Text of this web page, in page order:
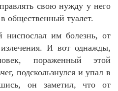
свою нужду у него
общественный туалет.
им болезнь, от
И вот однажды,
пораженный этой
подскользнулся и упал в
он заметил, что от